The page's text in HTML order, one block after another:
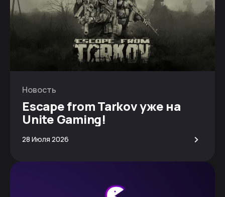
Новость
Escape from Tarkov уже на
Unite Gaming!
28 Июля 2026 >